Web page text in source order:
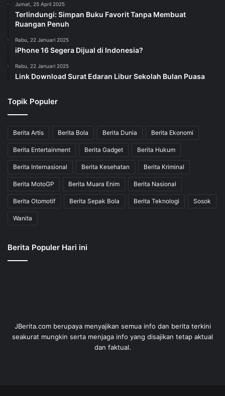
Jumat, 25 April 2025
Terlindungi: Simpan Buku Favorit Tanpa Membuat
Ruangan Penuh
Rabu, 22 Januari 2025
iPhone 16 Segera Dijual di Indonesia?
Rabu, 22 Januari 2025
Link Download Surat Edaran Libur Sekolah Bulan Puasa
Topik Populer
Berita Artis Berita Bola Berita Dunia Berita Ekonomi
Berita Entertainment Berita Gadget Berita Hukum
Berita Internasional Berita Kesehatan Berita Kriminal
Berita MotoGP Berita Muara Enim Berita Nasional
Berita Otomotif Berita Sepak Bola Berita Teknologi Sosok
Wanita
Berita Populer Hari ini
JBerita.com berupaya menyajikan semua info dan berita terkini
seakurat mungkin serta menjaga info yang disajikan tetap aktual
dan faktual.